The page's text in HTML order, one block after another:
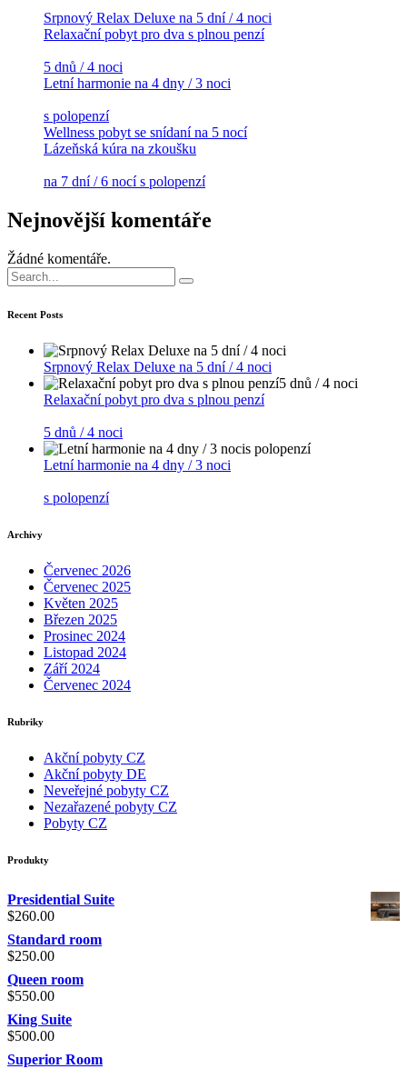
Srpnový Relax Deluxe na 5 dní / 4 noci
Relaxační pobyt pro dva s plnou penzí
5 dnů / 4 noci
Letní harmonie na 4 dny / 3 noci
s polopenzí
Wellness pobyt se snídaní na 5 nocí
Lázeňská kúra na zkoušku
na 7 dní / 6 nocí s polopenzí
Nejnovější komentáře
Žádné komentáře.
Search
for:
Recent Posts
Srpnový Relax Deluxe na 5 dní / 4 noci
Relaxační pobyt pro dva s plnou penzí
5 dnů / 4 noci
Letní harmonie na 4 dny / 3 noci
s polopenzí
Archivy
Červenec 2026
Červenec 2025
Květen 2025
Březen 2025
Prosinec 2024
Listopad 2024
Září 2024
Červenec 2024
Rubriky
Akční pobyty CZ
Akční pobyty DE
Neveřejné pobyty CZ
Nezařazené pobyty CZ
Pobyty CZ
Produkty
Presidential Suite
$260.00
Standard room
$250.00
Queen room
$550.00
King Suite
$500.00
Superior Room